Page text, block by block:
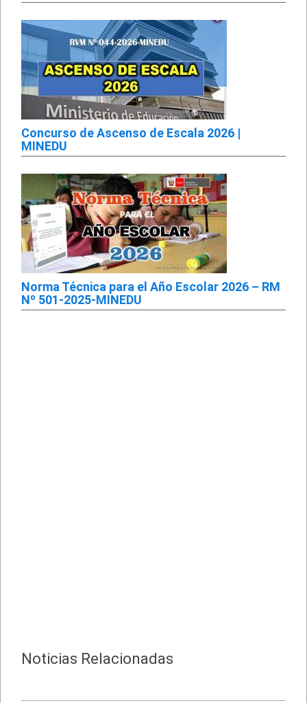
Concurso de Ascenso de Escala 2026 |
MINEDU
Norma Técnica para el Año Escolar 2026 – RM
Nº 501-2025-MINEDU
Noticias Relacionadas